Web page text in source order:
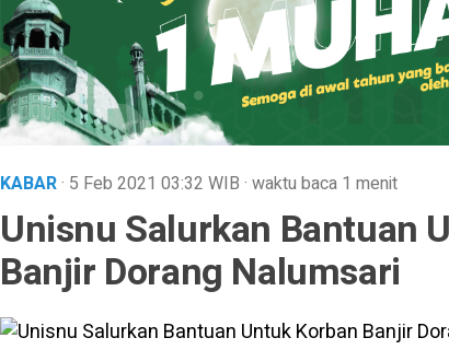
KABAR· 5 Feb 2021 03:32 WIB · waktu baca 1 menit
Unisnu Salurkan Bantuan
Banjir Dorang Nalumsari